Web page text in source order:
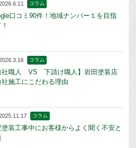
コラム
口コミ90件！地域ナンバー１を目指
コラム
社職人 VS 下請け職人】岩田塗装店
社施工にこだわる理由
コラム
塗装工事中にお客様からよく聞く不安と